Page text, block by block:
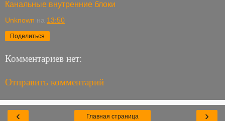
Канальные внутренние блоки
Unknown на 13:50
Поделиться
Комментариев нет:
Отправить комментарий
‹ ›
Главная страница